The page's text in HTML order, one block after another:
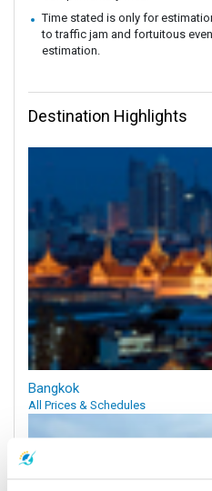
Time stated is only for
to traffic jam and fortuitous
estimation.
Destination Highlights
Bangkok
All Prices & Schedules